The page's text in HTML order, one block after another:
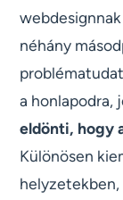
néhány
a honlapodra,
eldönti, hogy
Különösen